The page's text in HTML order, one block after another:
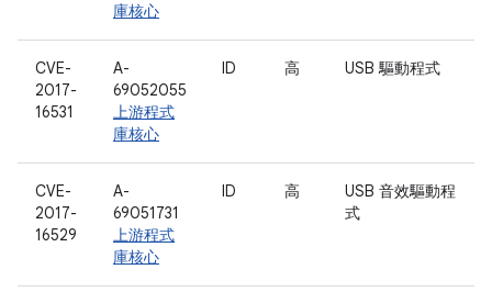
庫核心
CVE-
2017-
16531
A-
69052055
上游程式
庫核心
ID 高 USB 驅動程式
CVE-
2017-
16529
A-
69051731
上游程式
庫核心
ID 高
USB 音效驅動程
式